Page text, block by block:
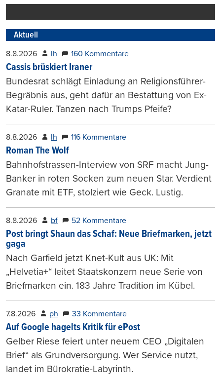
Aktuell
8.8.2026 lh 160 Kommentare
Cassis brüskiert Iraner
Bundesrat schlägt Einladung an Religionsführer-
Begräbnis aus, geht dafür an Bestattung von Ex-
Katar-Ruler. Tanzen nach Trumps Pfeife?
8.8.2026 lh 116 Kommentare
Roman The Wolf
Bahnhofstrassen-Interview von SRF macht Jung-
Banker in roten Socken zum neuen Star. Verdient
Granate mit ETF, stolziert wie Geck. Lustig.
8.8.2026 bf 52 Kommentare
Post bringt Shaun das Schaf: Neue Briefmarken, jetzt
gaga
Nach Garfield jetzt Knet-Kult aus UK: Mit
„Helvetia+“ leitet Staatskonzern neue Serie von
Briefmarken ein. 183 Jahre Tradition im Kübel.
7.8.2026 ph 33 Kommentare
Auf Google hagelts Kritik für ePost
Gelber Riese feiert unter neuem CEO „Digitalen
Brief“ als Grundversorgung. Wer Service nutzt,
landet im Bürokratie-Labyrinth.